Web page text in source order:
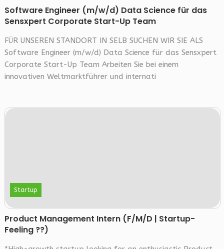
Software Engineer (m/w/d) Data Science für das
Sensxpert Corporate Start-Up Team
FÜR UNSEREN STANDORT IN SELB SUCHEN WIR SIE ALS
Software Engineer (m/w/d) Data Science für das Sensxpert
Corporate Start-Up Team Arbeiten Sie bei einem
innovativen Weltmarktführer und internati
Startup
Product Management Intern (F/M/D | Startup-
Feeling ??)